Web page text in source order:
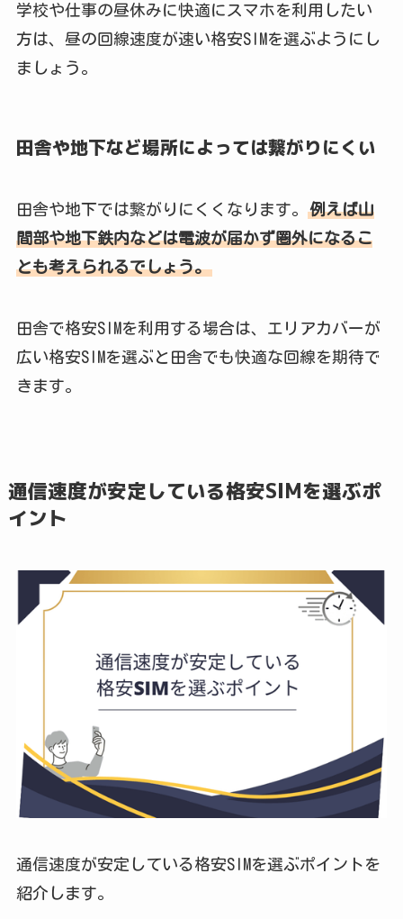
学校や仕事の昼休みに快適にスマホを利用したい
方は、昼の回線速度が速い格安SIMを選ぶようにし
ましょう。
田舎や地下など場所によっては繋がりにくい
田舎や地下では繋がりにくくなります。
例えば山
間部や地下鉄内などは電波が届かず圏外になるこ
とも考えられるでしょう。
田舎で格安SIMを利用する場合は、エリアカバーが
広い格安SIMを選ぶと田舎でも快適な回線を期待で
きます。
通信速度が安定している格安SIMを選ぶポ
イント
通信速度が安定している格安SIMを選ぶポイントを
紹介します。